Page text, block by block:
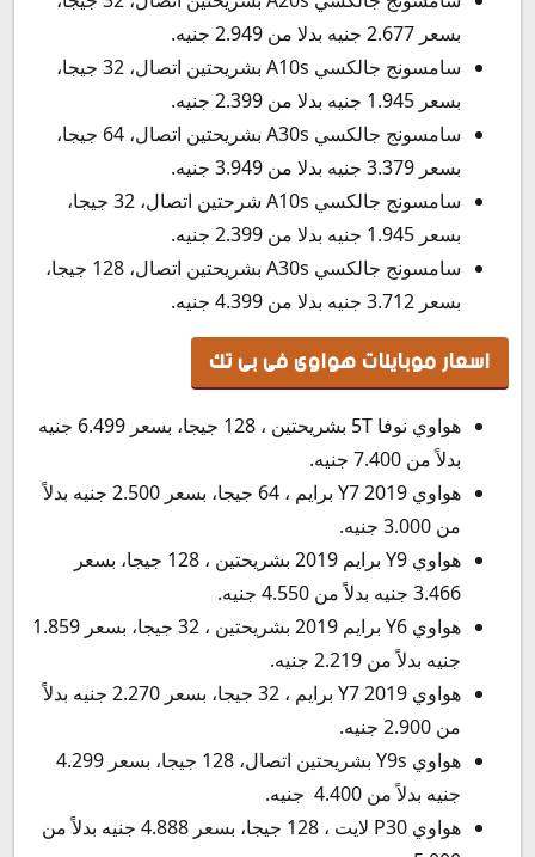
بسعر 2.677 جنيه بدلا من 2.949 جنيه.
سامسونج جالكسي A10s بشريحتين اتصال، 32 جيجا،
بسعر 1.945 جنيه بدلا من 2.399 جنيه.
سامسونج جالكسي A30s بشريحتين اتصال، 64 جيجا،
بسعر 3.379 جنيه بدلا من 3.949 جنيه.
سامسونج جالكسي A10s شرحتين اتصال، 32 جيجا،
بسعر 1.945 جنيه بدلا من 2.399 جنيه.
سامسونج جالكسي A30s بشريحتين اتصال، 128 جيجا،
بسعر 3.712 جنيه بدلا من 4.399 جنيه.
اسعار موبايلات هواوى فى بى تك
هواوي نوفا 5T بشريحتين ، 128 جيجا، بسعر 6.499 جنيه
بدلاً من 7.400 جنيه.
هواوي 2019 Y7 برايم ، 64 جيجا، بسعر 2.500 جنيه بدلاً
من 3.000 جنيه.
هواوي Y9 برايم 2019 بشريحتين ، 128 جيجا، بسعر
3.466 جنيه بدلاً من 4.550 جنيه.
هواوي Y6 برايم 2019 بشريحتين ، 32 جيجا، بسعر 1.859
جنيه بدلاً من 2.219 جنيه.
هواوي 2019 Y7 برايم ، 32 جيجا، بسعر 2.270 جنيه بدلاً
من 2.900 جنيه.
هواوي Y9s بشريحتين اتصال، 128 جيجا، بسعر 4.299
جنيه بدلاً من 4.400 جنيه.
هواوي P30 لايت ، 128 جيجا، بسعر 4.888 جنيه بدلاً من